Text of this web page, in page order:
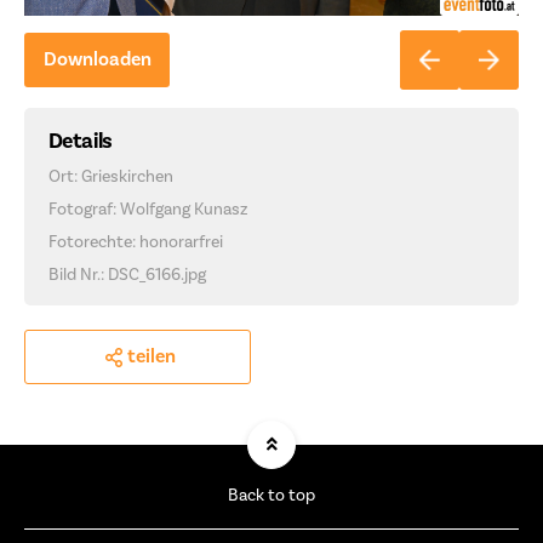
Downloaden
Details
Ort: Grieskirchen
Fotograf: Wolfgang Kunasz
Fotorechte: honorarfrei
Bild Nr.: DSC_6166.jpg
teilen
Back to top